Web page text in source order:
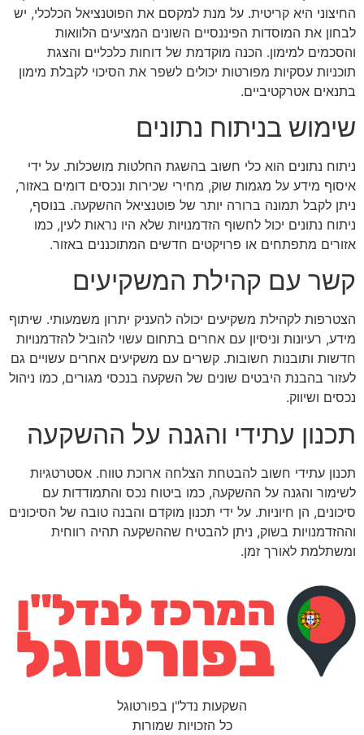
החיצוני היא קריטית. על מנת למקסם את הפוטנציאל הכלכלי, יש
לבחון את המוסדות הפיננסיים השונים המציעים הלוואות
והסכמים למימון. הכנה מוקדמת של דוחות כלכליים והצגת
תוכניות עסקיות מפורטות יכולים לשפר את הסיכוי לקבלת מימון
בתנאים אטרקטיביים.
שימוש בניתוח נתונים
ניתוח נתונים הוא כלי חשוב בהשגת החלטות מושכלות. על ידי
איסוף מידע על מגמות שוק, מחירי שכירות ונכסים דומים באזור,
ניתן לקבל תמונה ברורה יותר של פוטנציאל ההשקעה. בנוסף,
ניתוח נתונים יכול לחשוף הזדמנויות שלא היו נראות לעין, כמו
אזורים מתפתחים או פרויקטים חדשים המתוכננים באזור.
קשר עם קהילת המשקיעים
הצטרפות לקהילת משקיעים יכולה להעניק יתרון משמעותי. שיתוף
מידע, רעיונות וניסיון עם אחרים בתחום עשוי להוביל להזדמנויות
חדשות ותובנות חשובות. קשרים עם משקיעים אחרים עשויים גם
לעזור בהבנת היבטים שונים של השקעה בנכסי מגורים, כמו ניהול
נכסים ושיווק.
תכנון עתידי והגנה על ההשקעה
תכנון עתידי חשוב להבטחת הצלחה ארוכת טווח. אסטרטגיות
לשימור והגנה על ההשקעה, כמו ביטוח נכס והתמודדות עם
סיכונים, הן חיוניות. על ידי תכנון מוקדם והבנה טובה של הסיכונים
וההזדמנויות בשוק, ניתן להבטיח שההשקעה תהיה רווחית
ומשתלמת לאורך זמן.
השקעות נדל"ן בפורטוגל
כל הזכויות שמורות